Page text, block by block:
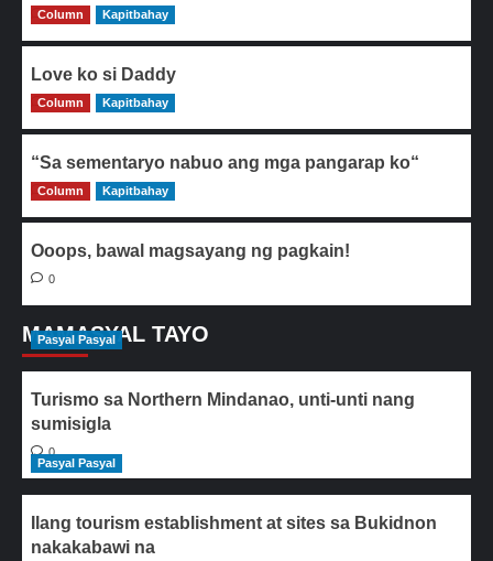
0
Column Kapitbahay
Love ko si Daddy
0
Column Kapitbahay
“Sa sementaryo nabuo ang mga pangarap ko“
0
Column Kapitbahay
Ooops, bawal magsayang ng pagkain!
0
MAMASYAL TAYO
Pasyal Pasyal
Turismo sa Northern Mindanao, unti-unti nang
sumisigla
0
Pasyal Pasyal
Ilang tourism establishment at sites sa Bukidnon
nakakabawi na